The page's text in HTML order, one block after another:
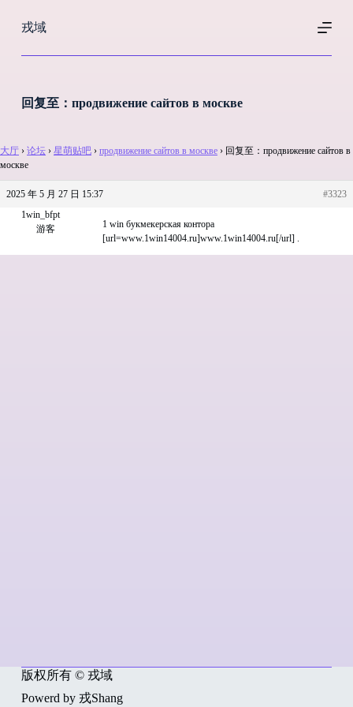
过
戎域
回复至：продвижение сайтов в москве
大厅 › 论坛 › 星萌贴吧 › продвижение сайтов в москве › 回复至：продвижение сайтов в
москве
2025 年 5 月 27 日 15:37
#3323
1win_bfpt
游客
1 win букмекерская контора
[url=www.1win14004.ru]www.1win14004.ru[/url] .
版权所有 © 戎域
Powerd by 戎Shang